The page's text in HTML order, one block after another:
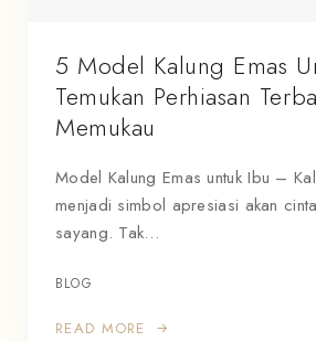
5 Model Kalung Emas
Temukan Perhiasan
Memukau
Model Kalung Emas untuk Ibu –
menjadi simbol apresiasi akan
sayang. Tak…
BLOG
READ MORE